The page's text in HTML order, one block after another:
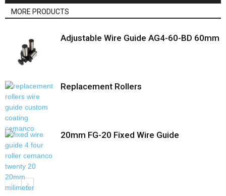
MORE PRODUCTS
Adjustable Wire Guide AG4-60-BD 60mm
Replacement Rollers
20mm FG-20 Fixed Wire Guide